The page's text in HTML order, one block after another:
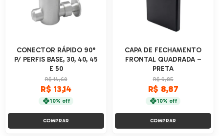
CONECTOR RÁPIDO 90°
P/ PERFIS BASE, 30, 40, 45
E 50
R$ 14,60
R$ 13,14
10% off
COMPRAR
CAPA DE FECHAMENTO
FRONTAL QUADRADA –
PRETA
R$ 9,85
R$ 8,87
10% off
COMPRAR